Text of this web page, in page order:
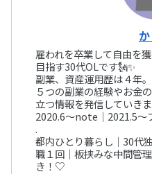
雇われを卒業して自由を
目指す30代OLです🗽✨
副業、資産運用歴は４年。
５つの副業の経験やお金
立つ情報を発信していきま
2020.6〜note｜2021.5〜
.
都内ひとり暮らし｜30代
職１回｜板挟みな中間管
き！♡